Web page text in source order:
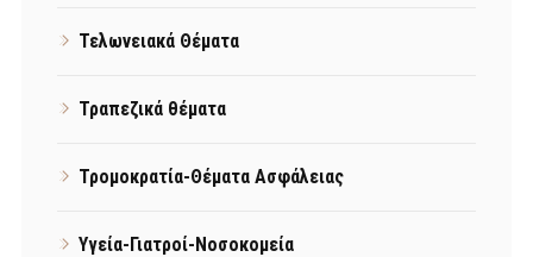
Τελωνειακά Θέματα
Τραπεζικά θέματα
Τρομοκρατία-Θέματα Ασφάλειας
Υγεία-Γιατροί-Νοσοκομεία